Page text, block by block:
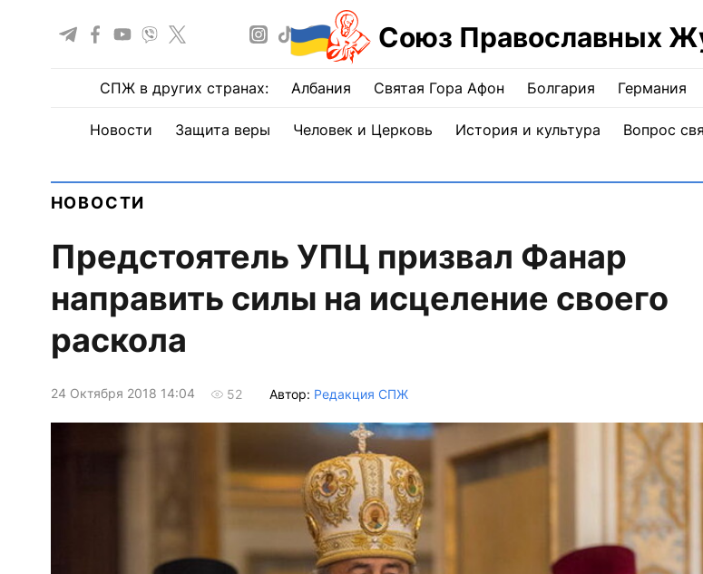
Союз Православных
СПЖ в других странах: Албания Святая Гора Афон Болгария Германия
Новости Защита веры Человек и Церковь История и культура Вопрос
НОВОСТИ
Предстоятель УПЦ призвал Фанар
направить силы на исцеление своего
раскола
24 Октября 2018 14:04 52 Автор: Редакция СПЖ